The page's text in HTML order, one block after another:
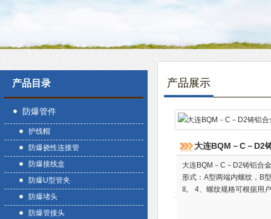
产品目录
防爆管件
护线帽
防爆挠性连接管
防爆接线盒
防爆U型管夹
防爆堵头
防爆管接头
产品展示
大连BQM－C－D2
大连BQM－C－D2铸铝合
形式：A型两端内螺纹，B
II。 4、螺纹规格可根据用